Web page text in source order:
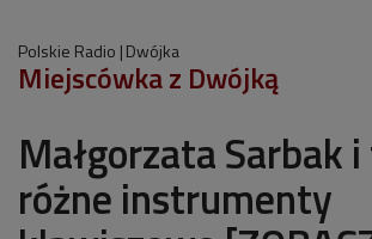
Polskie Radio Dwójka
Miejscówka z Dwójką
Małgorzata Sarbak
różne instrumenty